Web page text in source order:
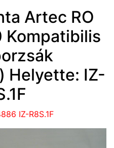
Artec RO
Kompatibilis
Helyette: IZ-
IZ-R8S.1F